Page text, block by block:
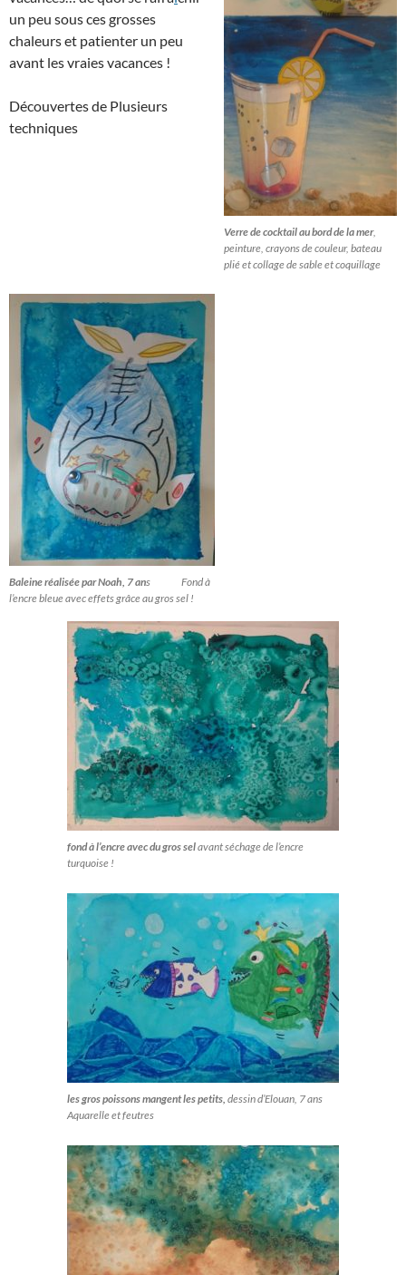
Verre de cocktail au bord de la mer,
peinture, crayons de couleur, bateau
plié et collage de sable et coquillage
un peu sous ces grosses
chaleurs et patienter un peu
avant les vraies vacances !
Baleine réalisée par Noah, 7 ans Fond à
l’encre bleue avec effets grâce au gros sel !
Découvertes de Plusieurs
techniques
fond à l’encre avec du gros selavant séchage de l’encre
turquoise !
les gros poissons mangent les petits, dessin d’Elouan, 7 ans
Aquarelle et feutres